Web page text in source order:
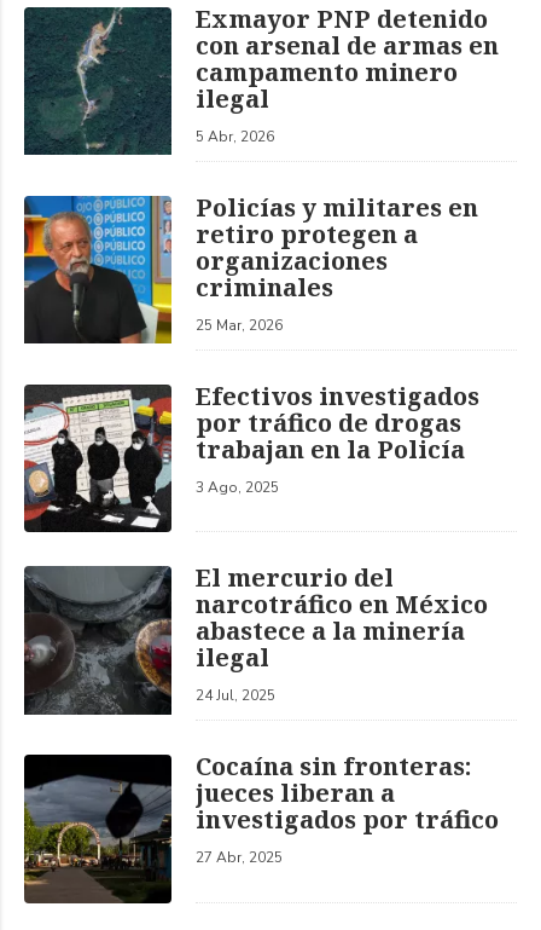
Exmayor PNP detenido
con arsenal de armas en
campamento minero
ilegal
5 Abr, 2026
Policías y militares en
retiro protegen a
organizaciones
criminales
25 Mar, 2026
Efectivos investigados
por tráfico de drogas
trabajan en la Policía
3 Ago, 2025
El mercurio del
narcotráfico en México
abastece a la minería
ilegal
24 Jul, 2025
Cocaína sin fronteras:
jueces liberan a
investigados por tráfico
27 Abr, 2025